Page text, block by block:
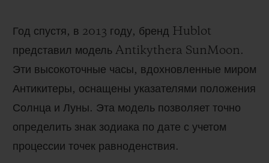
Год спустя, в 2013 году, бренд Hublot
представил модель Antikythera SunMoon.
Эти высокоточные часы, вдохновленные миром
Антикитеры, оснащены указателями положения
Солнца и Луны. Эта модель позволяет точно
определить знак зодиака по дате с учетом
процессии точек равноденствия.